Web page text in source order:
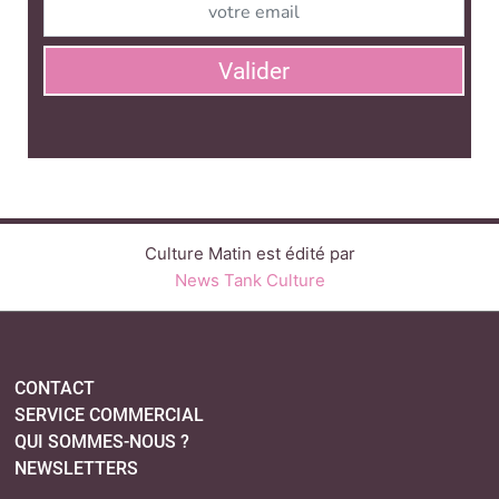
Valider
Culture Matin est édité par
News Tank Culture
CONTACT
SERVICE COMMERCIAL
QUI SOMMES-NOUS ?
NEWSLETTERS